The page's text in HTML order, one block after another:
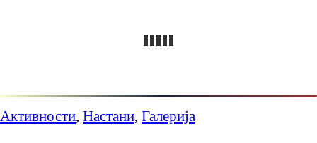
Активности, Настани, Галерија